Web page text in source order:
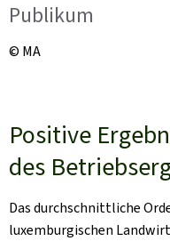
Publikum
© MA
Positive
des
Das durchschnittliche
luxemburgischen